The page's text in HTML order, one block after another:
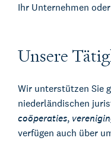
Ihr Unternehmen
Unsere
Wir unterstützen Sie
niederländischen
coöperaties,
verfügen auch über